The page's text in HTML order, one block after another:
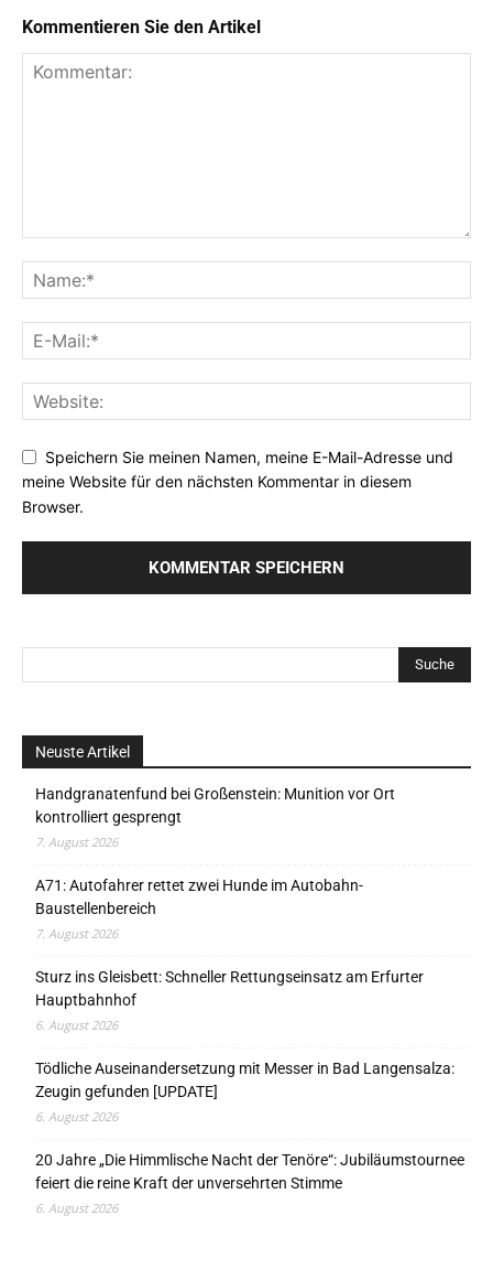
Kommentieren Sie den Artikel
Speichern Sie meinen Namen, meine E-Mail-Adresse und
meine Website für den nächsten Kommentar in diesem
Browser.
Neuste Artikel
Handgranatenfund bei Großenstein: Munition vor Ort
kontrolliert gesprengt
7. August 2026
A71: Autofahrer rettet zwei Hunde im Autobahn-
Baustellenbereich
7. August 2026
Sturz ins Gleisbett: Schneller Rettungseinsatz am Erfurter
Hauptbahnhof
6. August 2026
Tödliche Auseinandersetzung mit Messer in Bad Langensalza:
Zeugin gefunden [UPDATE]
6. August 2026
20 Jahre „Die Himmlische Nacht der Tenöre“: Jubiläumstournee
feiert die reine Kraft der unversehrten Stimme
6. August 2026